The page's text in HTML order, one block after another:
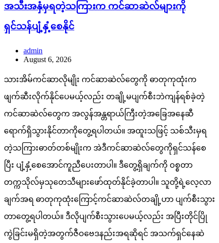
အသီးအနှံမှရတဲ့သကြားက ကင်ဆာဆဲလ်များကို
ရှင်သန်ပျံ့နှံ့စေနိုင်
admin
August 6, 2026
သားအိမ်ကင်ဆာလိုမျိုး ကင်ဆာဆဲလ်တွေကို ဓာတုကုထုံးက
ဖျက်ဆီးလိုက်နိုင်ပေမယ့်လည်း တချို့မပျက်စီးဘဲကျန်ရစ်ခဲ့တဲ့
ကင်ဆာဆဲလ်တွေက အလွန်အန္တရာယ်ကြီးတဲ့အခြေအနေဆီ
ရောက်ရှိသွားနိုင်တာကိုတွေ့ရပါတယ်။ အထူးသဖြင့် သစ်သီးမှရ
တဲ့သကြားဓာတ်တစ်မျိုးက အဲဒီကင်ဆာဆဲလ်တွေကိုရှင်သန်စေ
ပြီး ပျံ့နှံ့စေအောင်ကူညီပေးတာပါ။ ဒီတွေ့ရှိချက်ကို ဝစ္စတာ
တက္ကသိုလ်မှသုတေသီများဖော်ထုတ်နိုင်ခဲ့တာပါ။ သူတို့ရဲ့လေ့လာ
ချက်အရ ဓာတုကုထုံးကြောင့်ကင်ဆာဆဲလ်တချို့ဟာ ပျက်စီးသွား
တာတွေ့ရပါတယ်။ ဒီလိုပျက်စီးသွားပေမယ့်လည်း အပြီးတိုင်ပြို
ကွဲခြင်းမရှိတဲ့အတွက်ဇီဝဗေဒနည်းအရဆိုရင် အသက်ရှင်နေဆဲ